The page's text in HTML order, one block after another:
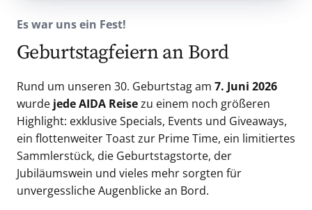
Es war uns ein Fest!
Geburtstagfeiern an Bord
Rund um unseren 30. Geburtstag am 7. Juni 2026
wurde jede AIDA Reisezu einem noch größeren
Highlight: exklusive Specials, Events und Giveaways,
ein flottenweiter Toast zur Prime Time, ein limitiertes
Sammlerstück, die Geburtstagstorte, der
Jubiläumswein und vieles mehr sorgten für
unvergessliche Augenblicke an Bord.